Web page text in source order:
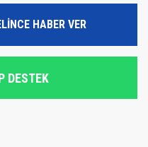
HABER VER
DESTEK